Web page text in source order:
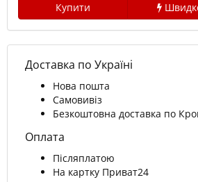
Купити
Доставка по Україні
Нова пошта
Самовивіз
Безкоштовна доставка по
Оплата
Післяплатою
На картку Приват24